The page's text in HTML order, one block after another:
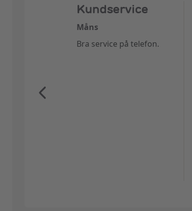
Kundservice
Måns
Bra service på telefon.